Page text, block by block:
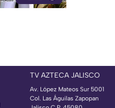
TV AZTECA JALISCO
Av. López Mateos Sur 5001
Col. Las Águilas Zapopan